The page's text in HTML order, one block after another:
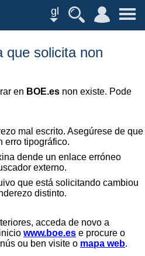
gl
que solicita non
en BOE.es non existe. Pode
mal escrito. Asegúrese de que
erro tipográfico.
dende un enlace erróneo
externo.
que está solicitando cambiou
distinto.
acceda de novo a
www.boe.es e procure o
ou ben visite o mapa web.